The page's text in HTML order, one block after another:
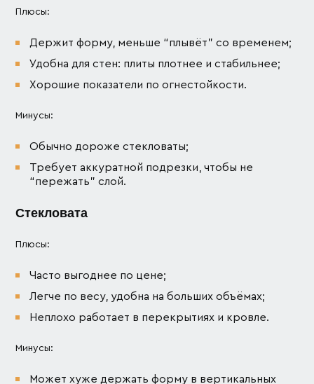
Плюсы:
Держит форму, меньше “плывёт” со временем;
Удобна для стен: плиты плотнее и стабильнее;
Хорошие показатели по огнестойкости.
Минусы:
Обычно дороже стекловаты;
Требует аккуратной подрезки, чтобы не
“пережать” слой.
Стекловата
Плюсы:
Часто выгоднее по цене;
Легче по весу, удобна на больших объёмах;
Неплохо работает в перекрытиях и кровле.
Минусы:
Может хуже держать форму в вертикальных